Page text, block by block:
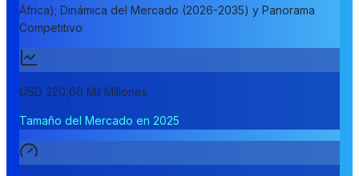
África); Dinámica del Mercado (2026-2035) y Panorama
Competitivo
USD 220,60 Mil Millones
Tamaño del Mercado en 2025